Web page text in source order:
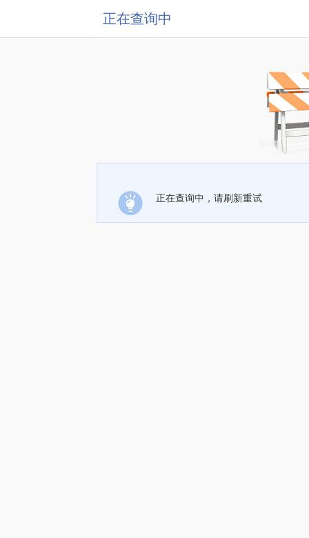
正在查询中
正在查询中，请刷新重试